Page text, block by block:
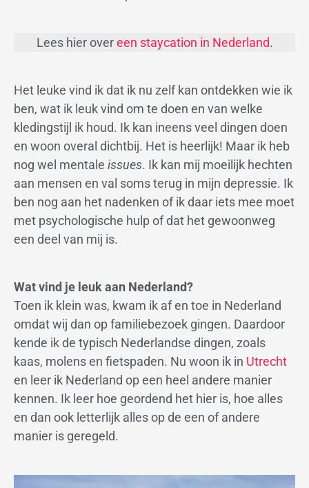
Lees hier overeen staycation in Nederland.
Het leuke vind ik dat ik nu zelf kan ontdekken wie ik
ben, wat ik leuk vind om te doen en van welke
kledingstijl ik houd. Ik kan ineens veel dingen doen
en woon overal dichtbij. Het is heerlijk! Maar ik heb
nog wel mentale issues. Ik kan mij moeilijk hechten
aan mensen en val soms terug in mijn depressie. Ik
ben nog aan het nadenken of ik daar iets mee moet
met psychologische hulp of dat het gewoonweg
een deel van mij is.
Wat vind je leuk aan Nederland?
Toen ik klein was, kwam ik af en toe in Nederland
omdat wij dan op familiebezoek gingen. Daardoor
kende ik de typisch Nederlandse dingen, zoals
kaas, molens en fietspaden. Nu woon ik in Utrecht
en leer ik Nederland op een heel andere manier
kennen. Ik leer hoe geordend het hier is, hoe alles
en dan ook letterlijk alles op de een of andere
manier is geregeld.